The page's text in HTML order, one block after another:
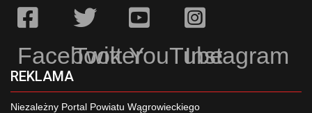
Facebook
TwitterYouTubeInstagram
REKLAMA
Niezależny Portal Powiatu Wągrowieckiego